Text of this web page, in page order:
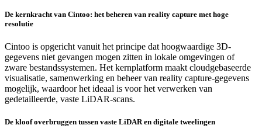
De kernkracht van Cintoo: het beheren van reality capture met hoge
resolutie
Cintoo is opgericht vanuit het principe dat hoogwaardige 3D-
gegevens niet gevangen mogen zitten in lokale omgevingen of
zware bestandssystemen. Het kernplatform maakt cloudgebaseerde
visualisatie, samenwerking en beheer van reality capture-gegevens
mogelijk, waardoor het ideaal is voor het verwerken van
gedetailleerde, vaste LiDAR-scans.
De kloof overbruggen tussen vaste LiDAR en digitale tweelingen